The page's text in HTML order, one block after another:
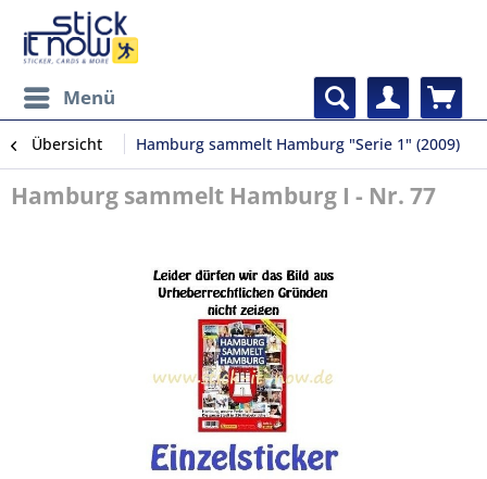
Menü
Übersicht Hamburg sammelt Hamburg "Serie 1" (2009)
Hamburg sammelt Hamburg I - Nr. 77